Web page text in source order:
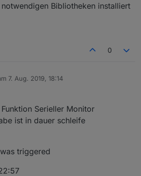
Bibliotheken installiert
0
7. Aug. 2019, 18:14
von
Serieller Monitor
ist in dauer schleife
triggered